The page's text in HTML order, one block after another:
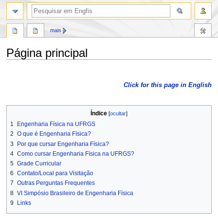
Página principal
Click for this page in English
Índice
1
Engenharia Física na UFRGS
2 O que é Engenharia Física?
3
Por que cursar Engenharia Física?
4 Como cursar Engenharia Física na UFRGS?
5 Grade Curricular
6 Contato/Local para Visitação
7 Outras Perguntas Frequentes
8 VI Simpósio Brasileiro de Engenharia Física
9
Links
mais